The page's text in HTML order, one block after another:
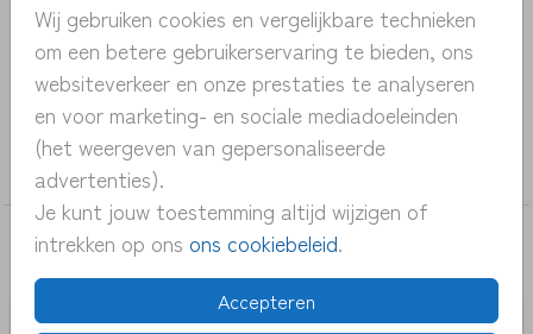
Wij gebruiken cookies en vergelijkbare technieken
om een betere gebruikerservaring te bieden, ons
websiteverkeer en onze prestaties te analyseren
en voor marketing- en sociale mediadoeleinden
(het weergeven van gepersonaliseerde
advertenties).
Je kunt jouw toestemming altijd wijzigen of
intrekken op ons ons cookiebeleid.
Accepteren
OMSCHRIJVING
geboortekaartje jongen op traktor
COLLECTIE
jongen
DEZE KAARTEN VIND JE MISSCHIEN OOK
LEUK